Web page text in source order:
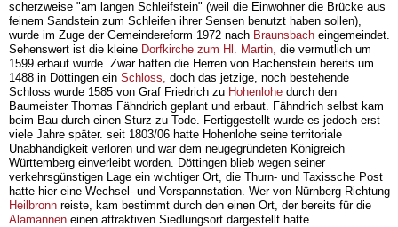
scherzweise "am langen Schleifstein" (weil die Einwohner die Brücke aus
feinem Sandstein zum Schleifen ihrer Sensen benutzt haben sollen),
wurde im Zuge der Gemeindereform 1972 nach Braunsbach eingemeindet.
Sehenswert ist die kleine Dorfkirche zum Hl. Martin, die vermutlich um
1599 erbaut wurde. Zwar hatten die Herren von Bachenstein bereits um
1488 in Döttingen ein Schloss, doch das jetzige, noch bestehende
Schloss wurde 1585 von Graf Friedrich zu Hohenlohe durch den
Baumeister Thomas Fähndrich geplant und erbaut. Fähndrich selbst kam
beim Bau durch einen Sturz zu Tode. Fertiggestellt wurde es jedoch erst
viele Jahre später. seit 1803/06 hatte Hohenlohe seine territoriale
Unabhändigkeit verloren und war dem neugegründeten Königreich
Württemberg einverleibt worden. Döttingen blieb wegen seiner
verkehrsgünstigen Lage ein wichtiger Ort, die Thurn- und Taxissche Post
hatte hier eine Wechsel- und Vorspannstation. Wer von Nürnberg Richtung
Heilbronn reiste, kam bestimmt durch den einen Ort, der bereits für die
Alamannen einen attraktiven Siedlungsort dargestellt hatte